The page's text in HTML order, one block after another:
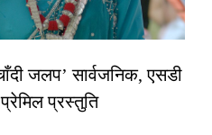
जलप’ सार्वजनिक, एसडी
प्रस्तुति